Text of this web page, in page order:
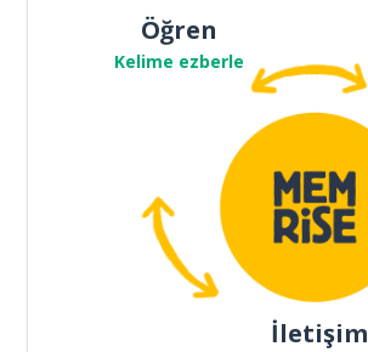
Öğren
Kelime ezberle
İletişim